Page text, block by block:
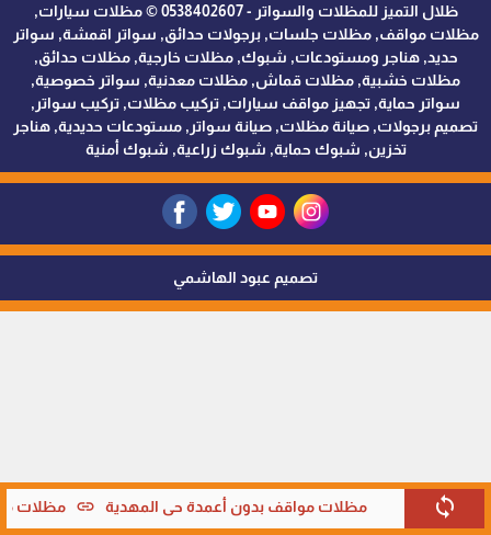
sync مظلات مواقف بدون أعمدة حي المهدية link مظلات
ظلال التميز للمظلات والسواتر - 0538402607 © مظلات سيارات,
مظلات مواقف, مظلات جلسات, برجولات حدائق, سواتر اقمشة, سواتر
حديد, هناجر ومستودعات, شبوك, مظلات خارجية, مظلات حدائق,
مظلات خشبية, مظلات قماش, مظلات معدنية, سواتر خصوصية,
سواتر حماية, تجهيز مواقف سيارات, تركيب مظلات, تركيب سواتر,
تصميم برجولات, صيانة مظلات, صيانة سواتر, مستودعات حديدية, هناجر
تخزين, شبوك حماية, شبوك زراعية, شبوك أمنية
تصميم عبود الهاشمي